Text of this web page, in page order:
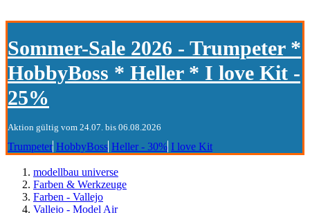
Sommer-Sale 2026 - Trumpeter *
HobbyBoss * Heller * I love Kit -
25%
Aktion gültig vom 24.07. bis 06.08.2026
Trumpeter HobbyBoss Heller - 30% I love Kit
modellbau universe
Farben & Werkzeuge
Farben - Vallejo
Vallejo - Model Air